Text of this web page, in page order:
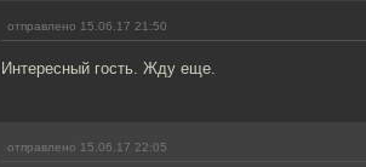
отправлено 15.06.17 21:50
Интересный гость. Жду еще.
отправлено 15.06.17 22:05